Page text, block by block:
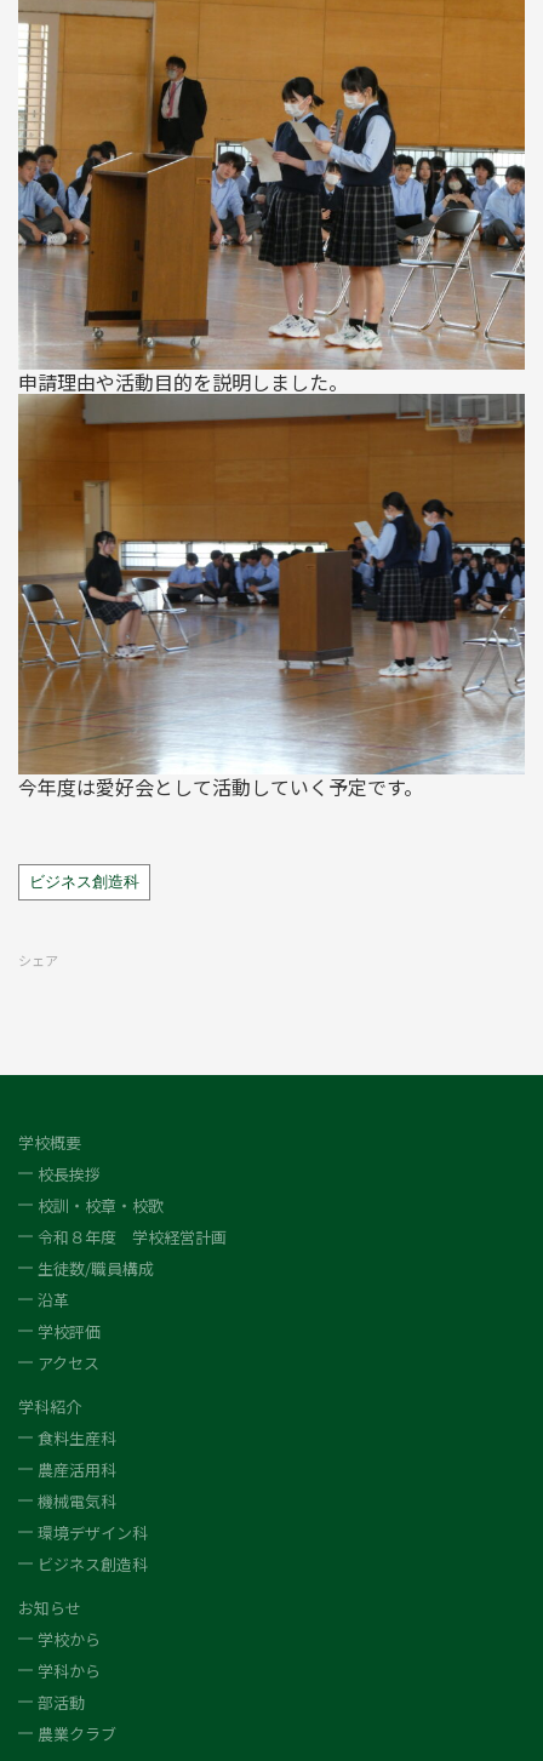
申請理由や活動目的を説明しました。
今年度は愛好会として活動していく予定です。
Tags
ビジネス創造科
シェア
学校概要
校長挨拶
校訓・校章・校歌
令和８年度 学校経営計画
生徒数/職員構成
沿革
学校評価
アクセス
学科紹介
食料生産科
農産活用科
機械電気科
環境デザイン科
ビジネス創造科
お知らせ
学校から
学科から
部活動
農業クラブ